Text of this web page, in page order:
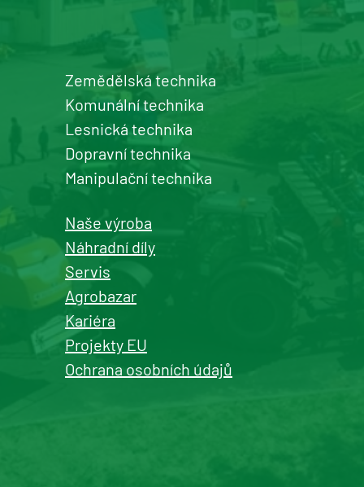
Zemědělská technika
Komunální technika
Lesnická technika
Dopravní technika
Manipulační technika
Naše výroba
Náhradní díly
Servis
Agrobazar
Kariéra
Projekty EU
Ochrana osobních údajů